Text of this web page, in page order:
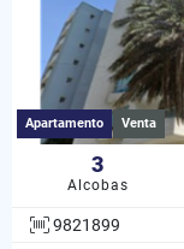
Apartamento Venta
3
Alcobas
9821899